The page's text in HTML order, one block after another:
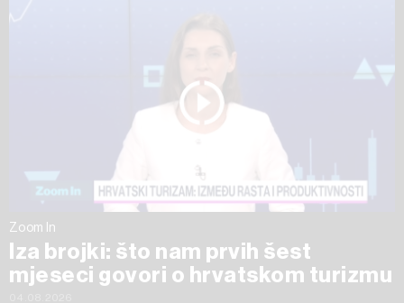
Zoom In
Iza brojki: što nam prvih šest
mjeseci govori o hrvatskom turizmu